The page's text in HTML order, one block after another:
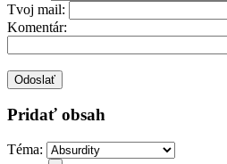
Tvoj mail:
Komentár:
Pridať obsah
Téma: